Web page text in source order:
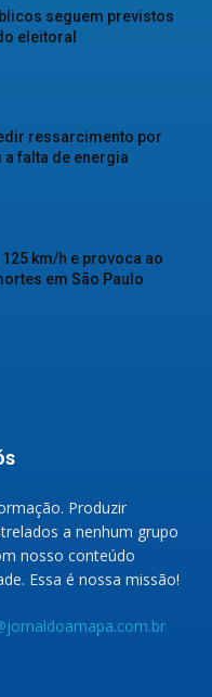
seguem previstos
eleitoral
ressarcimento por
falta de energia
km/h e provoca ao
em São Paulo
Produzir
a nenhum grupo
nosso conteúdo
Essa é nossa missão!